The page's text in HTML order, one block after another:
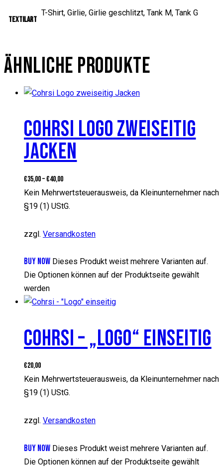
Textilart
T-Shirt, Girlie, Girlie geschlitzt, Tank M, Tank G
ÄHNLICHE PRODUKTE
COHRSI LOGO ZWEISEITIG
JACKEN
€35,00–€40,00
Kein Mehrwertsteuerausweis, da Kleinunternehmer nach
§19 (1) UStG.
zzgl. Versandkosten
BUY NOW Dieses Produkt weist mehrere Varianten auf.
Die Optionen können auf der Produktseite gewählt
werden
COHRSI – „LOGO“ EINSEITIG
€20,00
Kein Mehrwertsteuerausweis, da Kleinunternehmer nach
§19 (1) UStG.
zzgl. Versandkosten
BUY NOW Dieses Produkt weist mehrere Varianten auf.
Die Optionen können auf der Produktseite gewählt